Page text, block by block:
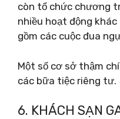
còn tổ chức chương
nhiều hoạt động
gồm các cuộc đua
Một số cơ sở thậm
các bữa tiệc riêng tư.
6. KHÁCH SẠN